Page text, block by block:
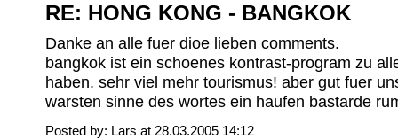
RE: HONG KONG - BANGKOK
Danke an alle fuer dioe lieben comments.
bangkok ist ein schoenes kontrast-program zu
haben. sehr viel mehr tourismus! aber gut fuer
warsten sinne des wortes ein haufen bastarde
Posted by: Lars at 28.03.2005 14:12